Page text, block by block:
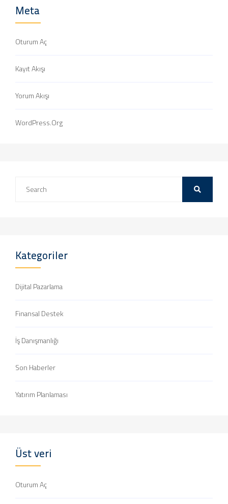
Meta
Oturum Aç
Kayıt Akışı
Yorum Akışı
WordPress.org
Kategoriler
Dijital Pazarlama
Finansal Destek
İş Danışmanlığı
Son Haberler
Yatırım Planlaması
Üst veri
Oturum Aç